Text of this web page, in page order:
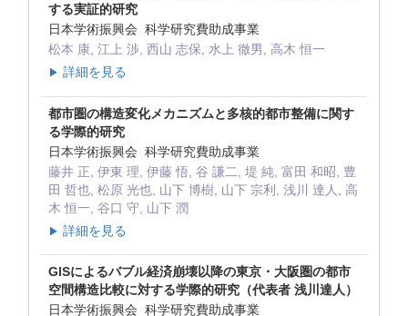
する実証的研究
日本学術振興会 科学研究費助成事業
松本 康, 江上 渉, 西山 志保, 水上 徹男, 高木 恒一
▶ 詳細を見る
都市圏の構造変化メカニズムと多核的都市整備に関す
る学際的研究
日本学術振興会 科学研究費助成事業
藤井 正, 伊東 理, 伊藤 悟, 谷 謙二, 堤 純, 富田 和昭, 豊
田 哲也, 松原 光也, 山下 博樹, 山下 宗利, 浅川 達人, 高
木 恒一, 谷口 守, 山下 潤
▶ 詳細を見る
GISによるバブル経済崩壊以降の東京・大阪圏の都市
空間構造比較に対する学際的研究（代表者 浅川達人）
日本学術振興会 科学研究費助成事業